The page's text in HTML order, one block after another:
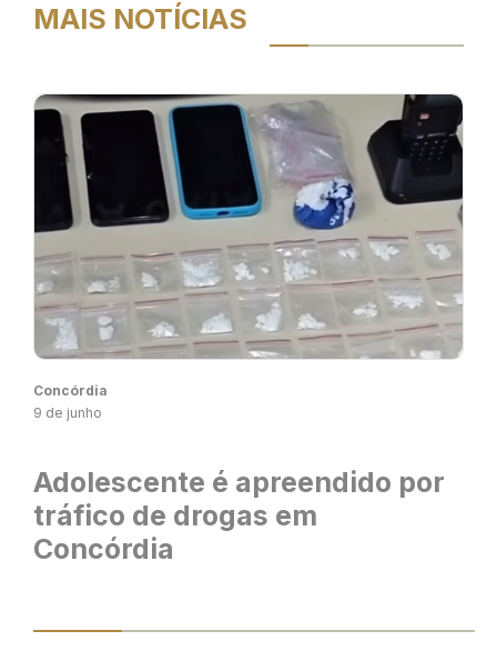
MAIS NOTÍCIAS
Concórdia
9 de junho
Adolescente é apreendido por
tráfico de drogas em
Concórdia